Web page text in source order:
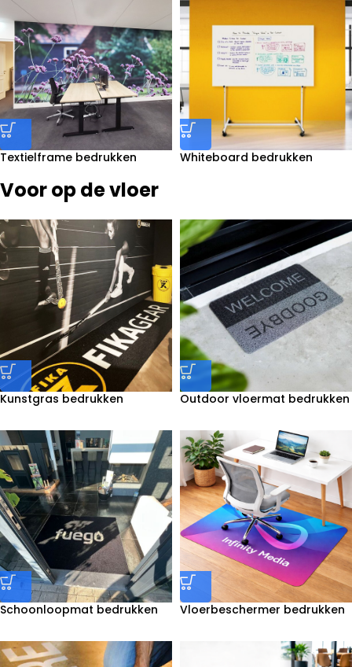
Textielframe bedrukken Whiteboard bedrukken
Voor op de vloer
Kunstgras bedrukken Outdoor vloermat bedrukken
Schoonloopmat bedrukken Vloerbeschermer bedrukken